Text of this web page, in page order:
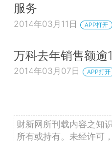
服务
2014年03月11日 APP打开
万科去年销售额逾
2014年03月07日 APP打开
财新网所刊载内容之知
所有或持有。未经许可